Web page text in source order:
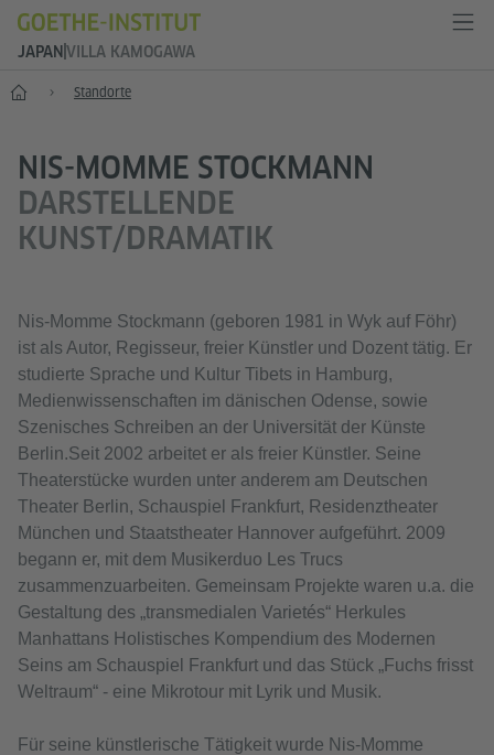
JAPAN VILLA KAMOGAWA
Start Standorte
NIS-MOMME STOCKMANN
DARSTELLENDE
KUNST/DRAMATIK
Nis-Momme Stockmann (geboren 1981 in Wyk auf Föhr)
ist als Autor, Regisseur, freier Künstler und Dozent tätig. Er
studierte Sprache und Kultur Tibets in Hamburg,
Medienwissenschaften im dänischen Odense, sowie
Szenisches Schreiben an der Universität der Künste
Berlin.Seit 2002 arbeitet er als freier Künstler. Seine
Theaterstücke wurden unter anderem am Deutschen
Theater Berlin, Schauspiel Frankfurt, Residenztheater
München und Staatstheater Hannover aufgeführt. 2009
begann er, mit dem Musikerduo Les Trucs
zusammenzuarbeiten. Gemeinsam Projekte waren u.a. die
Gestaltung des „transmedialen Varietés“ Herkules
Manhattans Holistisches Kompendium des Modernen
Seins am Schauspiel Frankfurt und das Stück „Fuchs frisst
Weltraum“ - eine Mikrotour mit Lyrik und Musik.
Für seine künstlerische Tätigkeit wurde Nis-Momme